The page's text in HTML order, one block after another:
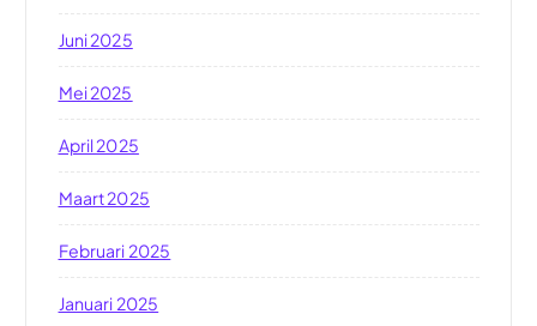
Juni 2025
Mei 2025
April 2025
Maart 2025
Februari 2025
Januari 2025